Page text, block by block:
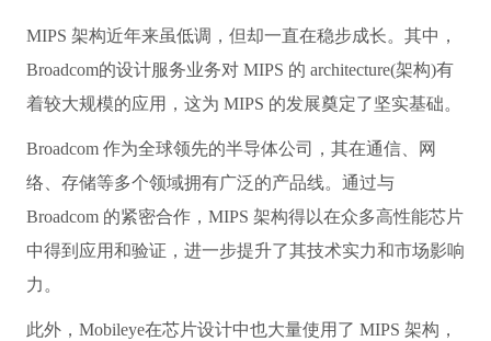
MIPS 架构近年来虽低调，但却一直在稳步成长。其中，
Broadcom的设计服务业务对 MIPS 的 architecture(架构)有
着较大规模的应用，这为 MIPS 的发展奠定了坚实基础。
Broadcom 作为全球领先的半导体公司，其在通信、网
络、存储等多个领域拥有广泛的产品线。通过与
Broadcom 的紧密合作，MIPS 架构得以在众多高性能芯片
中得到应用和验证，进一步提升了其技术实力和市场影响
力。
此外，Mobileye在芯片设计中也大量使用了 MIPS 架构，